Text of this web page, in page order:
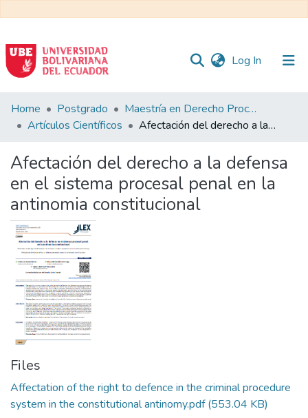
Log In (current)
Communities
&
All of DSpace
Statistics
Home Postgrado
Maestría en Derecho Procesal
Artículos Científicos
Afectación del derecho a la defensa en el sistema procesal penal en la antinomia constitucional
Afectación del derecho a la defensa
en el sistema procesal penal en la
antinomia constitucional
Files
Affectation of the right to defence in the criminal procedure
system in the constitutional antinomy.pdf(553.04 KB)